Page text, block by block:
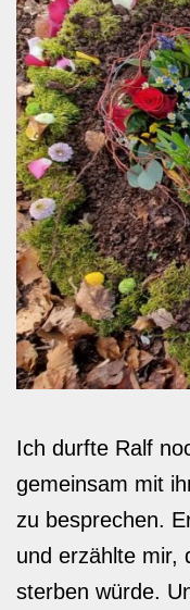
Ich durfte Ralf
gemeinsam mit
zu besprechen.
und erzählte mir,
sterben würde.